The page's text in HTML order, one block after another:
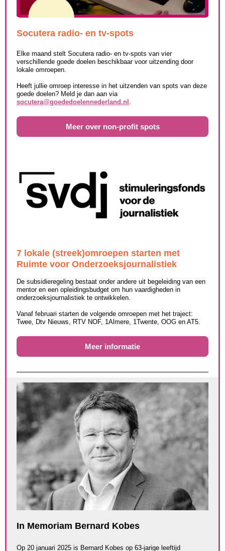
Socutera radio- en tv-spots
Elke maand stelt Socutera radio- en tv-spots van vier
verschillende goede doelen beschikbaar voor uitzending door
lokale omroepen.
Heeft jullie omroep interesse in het uitzenden van spots van deze
goede doelen? Meld je dan aan via
socutera@goededoelennederland.nl .
Meer over non-profit spots
7 lokale (streek)omroepen starten met
Ruimte voor Onderzoeksjournalistiek
De subsidieregeling bestaat onder andere uit begeleiding van een
mentor en een opleidingsbudget om hun vaardigheden in
onderzoeksjournalistiek te ontwikkelen.
Vanaf februari starten de volgende omroepen met het traject:
Twee, Dtv Nieuws, RTV NOF, 1Almere, 1Twente, OOG en AT5.
Meer informatie
In Memoriam Bernard Kobes
Op 20 januari 2025 is Bernard Kobes op 63-jarige leeftijd